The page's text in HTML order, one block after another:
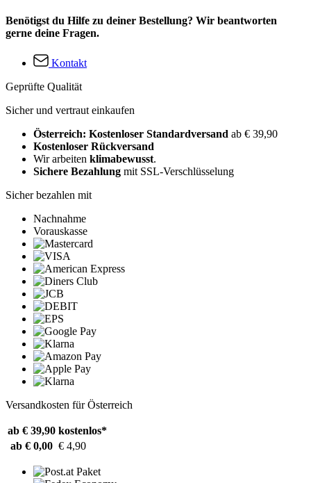
Benötigst du Hilfe zu deiner Bestellung? Wir beantworten
gerne deine Fragen.
Kontakt
Geprüfte Qualität
Sicher und vertraut einkaufen
Österreich: Kostenloser Standardversand ab € 39,90
Kostenloser Rückversand
Wir arbeiten klimabewusst.
Sichere Bezahlung mit SSL-Verschlüsselung
Sicher bezahlen mit
Nachnahme
Vorauskasse
Versandkosten für Österreich
ab € 39,90 kostenlos*
ab € 0,00 € 4,90